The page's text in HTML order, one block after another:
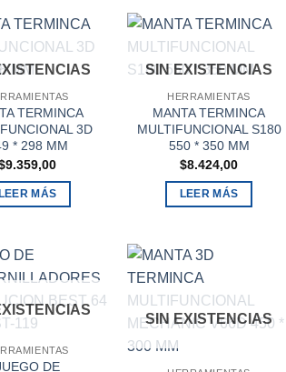
TERMINCA
3D
* 298 MM
9.359,00
LEER MÁS
SIN EXISTENCIAS
HERRAMIENTAS
MANTA TERMINCA
MULTIFUNCIONAL S180
550 * 350 MM
$8.424,00
LEER MÁS
DE
SIN EXISTENCIAS